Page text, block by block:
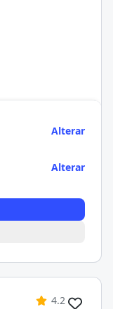
Alterar
Alterar
4.2